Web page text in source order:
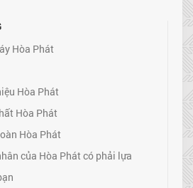
Hòa Phát
Hòa Phát
Hòa Phát
Hòa Phát
của Hòa Phát có phải lựa